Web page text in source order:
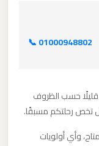
📞 01000948802
حسب الظروف
تخص رحلتكم مسبقًا.
وأي أولويات